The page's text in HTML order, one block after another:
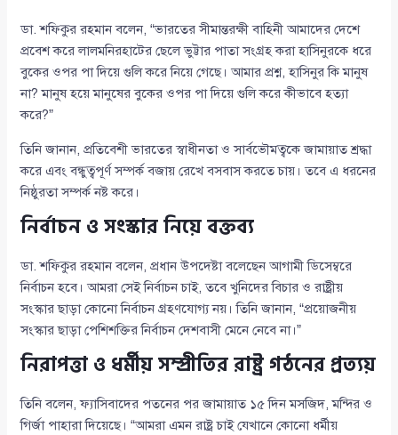
ডা. শফিকুর রহমান বলেন, “ভারতের সীমান্তরক্ষী বাহিনী আমাদের দেশে
প্রবেশ করে লালমনিরহাটের ছেলে ভুট্টার পাতা সংগ্রহ করা হাসিনুরকে ধরে
বুকের ওপর পা দিয়ে গুলি করে নিয়ে গেছে। আমার প্রশ্ন, হাসিনুর কি মানুষ
না? মানুষ হয়ে মানুষের বুকের ওপর পা দিয়ে গুলি করে কীভাবে হত্যা
করে?”
তিনি জানান, প্রতিবেশী ভারতের স্বাধীনতা ও সার্বভৌমত্বকে জামায়াত শ্রদ্ধা
করে এবং বন্ধুত্বপূর্ণ সম্পর্ক বজায় রেখে বসবাস করতে চায়। তবে এ ধরনের
নিষ্ঠুরতা সম্পর্ক নষ্ট করে।
নির্বাচন ও সংস্কার নিয়ে বক্তব্য
ডা. শফিকুর রহমান বলেন, প্রধান উপদেষ্টা বলেছেন আগামী ডিসেম্বরে
নির্বাচন হবে। আমরা সেই নির্বাচন চাই, তবে খুনিদের বিচার ও রাষ্ট্রীয়
সংস্কার ছাড়া কোনো নির্বাচন গ্রহণযোগ্য নয়। তিনি জানান, “প্রয়োজনীয়
সংস্কার ছাড়া পেশিশক্তির নির্বাচন দেশবাসী মেনে নেবে না।”
নিরাপত্তা ও ধর্মীয় সম্প্রীতির রাষ্ট্র গঠনের প্রত্যয়
তিনি বলেন, ফ্যাসিবাদের পতনের পর জামায়াত ১৫ দিন মসজিদ, মন্দির ও
গির্জা পাহারা দিয়েছে। “আমরা এমন রাষ্ট্র চাই যেখানে কোনো ধর্মীয়